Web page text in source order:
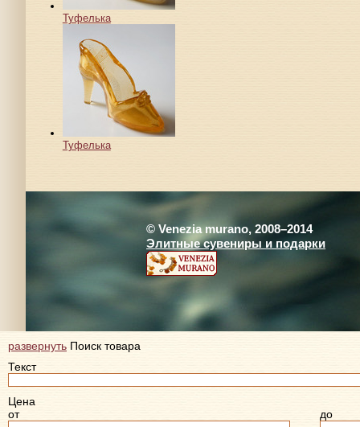
Туфелька
Туфелька
© Venezia murano, 2008–2014
Элитные сувениры и подарки
развернуть Поиск товара
Текст
Цена
от
до